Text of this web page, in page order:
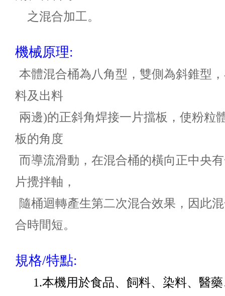
之混合加工。
機械原理:
本體混合桶為八角型，雙側為斜錐型
料及出料
兩邊)的正斜角焊接一片擋板，使粉粒
板的角度
而導流滑動，在混合桶的橫向正中央
片攪拌軸，
隨桶迴轉產生第二次混合效果，因此
合時間短。
規格/特點:
1.本機用於食品、飼料、染料、醫